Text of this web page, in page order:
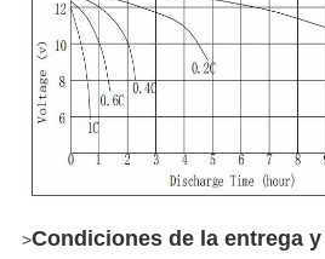
>Condiciones de la entrega